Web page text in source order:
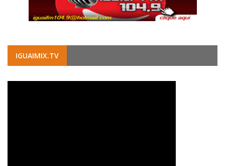
IGUAIMIX.TV